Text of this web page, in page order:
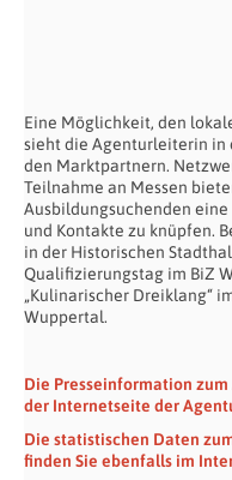
Eine Möglichkeit, den
sieht die Agenturleiterin in
den Marktpartnern.
Teilnahme an Messen
Ausbildungsuchenden
und Kontakte zu knüpfen.
in der Historischen
Qualifizierungstag im BiZ
„Kulinarischer Dreiklang“
Wuppertal.
Die Presseinformation
der Internetseite der
Die statistischen Daten
finden Sie ebenfalls im